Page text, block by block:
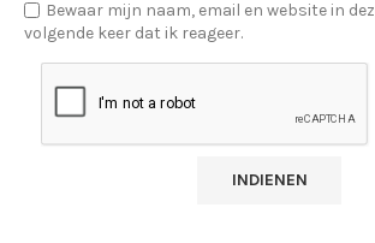
Bewaar mijn naam, email en website in
volgende keer dat ik reageer.